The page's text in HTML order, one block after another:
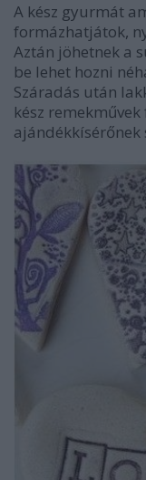
A kész gyurmát
formázhatjátok,
Aztán jöhetnek a
be lehet hozni
Száradás után
kész
ajándékkísérőnek